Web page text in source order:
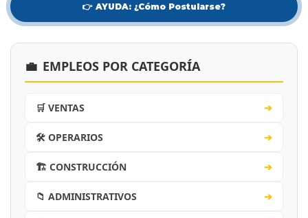
👉 AYUDA: ¿Cómo Postularse?
💼 EMPLEOS POR CATEGORÍA
🛒 VENTAS ➔
🛠️ OPERARIOS ➔
🏗️ CONSTRUCCIÓN ➔
📁 ADMINISTRATIVOS ➔